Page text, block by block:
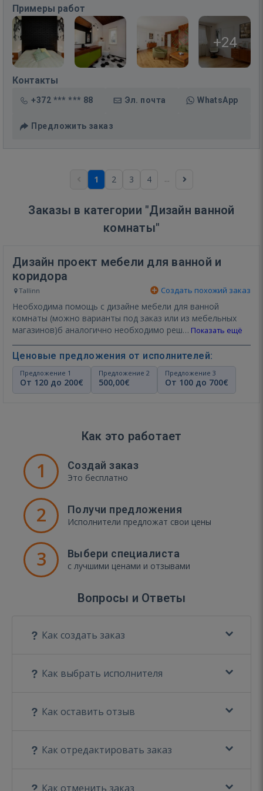
Примеры работ
+24
Контакты
+372 *** *** 88 Эл. почта WhatsApp
Предложить заказ
1 2 3 4 ...
Заказы в категории "Дизайн ванной
комнаты"
Дизайн проект мебели для ванной и
коридора
Tallinn Создать похожий заказ
Необходима помощь с дизайне мебели для ванной
комнаты (можно варианты под заказ или из мебельных
магазинов)б аналогично необходимо реш… Показать ещё
Ценовые предложения от исполнителей:
Предложение 1
От 120 до 200€
Предложение 2
500,00€
Предложение 3
От 100 до 700€
Как это работает
1 Создай заказ
Это бесплатно
2 Получи предложения
Исполнители предложат свои цены
3 Выбери специалиста
с лучшими ценами и отзывами
Вопросы и Ответы
Как создать заказ
Как выбрать исполнителя
Как оставить отзыв
Как отредактировать заказ
Как отменить заказ